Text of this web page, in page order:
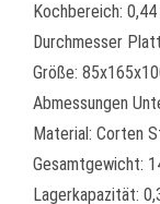
Kochbereich: 0,44
Durchmesser
Größe:
Abmessungen
Material: Corten
Gesamtgewicht:
Lagerkapazität: